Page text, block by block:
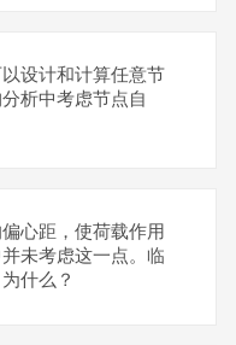
AISC 341-22
行为的材料模型（例
，并且可用于所有规
设计和计算任意节
析中考虑节点自
心距，使荷载作用
未考虑这一点。临
什么？